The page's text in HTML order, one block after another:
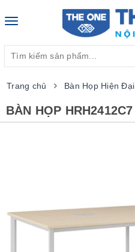
Toggle
Trang chủ Bàn Họp Hiện Đại
BÀN HỌP HRH2412C7